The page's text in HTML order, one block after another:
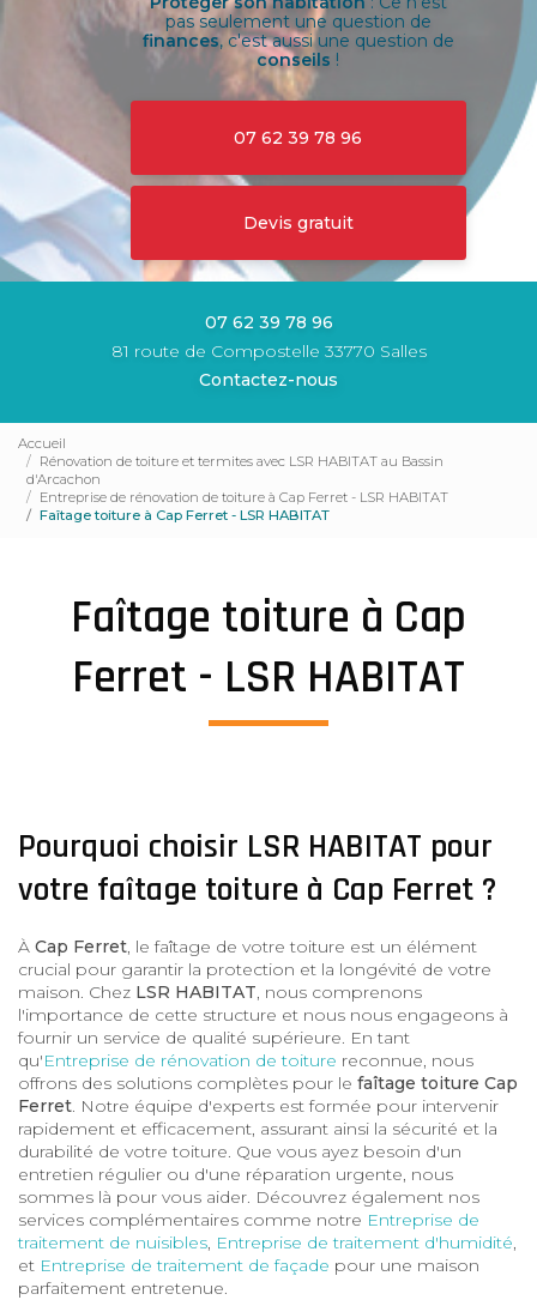
pas seulement une question de
finances, c'est aussi une question de
conseils !
07 62 39 78 96
Devis gratuit
07 62 39 78 96
81 route de Compostelle 33770 Salles
Contactez-nous
Accueil
Rénovation de toiture et termites avec LSR HABITAT au Bassin
d'Arcachon
Entreprise de rénovation de toiture à Cap Ferret - LSR HABITAT
Faîtage toiture à Cap Ferret - LSR HABITAT
Faîtage toiture à Cap
Ferret - LSR HABITAT
Pourquoi choisir LSR HABITAT pour
votre faîtage toiture à Cap Ferret ?
À Cap Ferret, le faîtage de votre toiture est un élément
crucial pour garantir la protection et la longévité de votre
maison. Chez LSR HABITAT, nous comprenons
l'importance de cette structure et nous nous engageons à
fournir un service de qualité supérieure. En tant
qu'Entreprise de rénovation de toiture reconnue, nous
offrons des solutions complètes pour le faîtage toiture Cap
Ferret. Notre équipe d'experts est formée pour intervenir
rapidement et efficacement, assurant ainsi la sécurité et la
durabilité de votre toiture. Que vous ayez besoin d'un
entretien régulier ou d'une réparation urgente, nous
sommes là pour vous aider. Découvrez également nos
services complémentaires comme notre Entreprise de
traitement de nuisibles, Entreprise de traitement d'humidité,
et Entreprise de traitement de façade pour une maison
parfaitement entretenue.